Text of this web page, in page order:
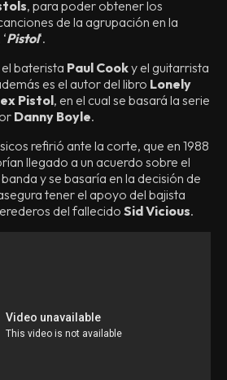
, para poder obtener los
de la agrupación en la
Pistol‘.
baterista Paul Cooky el guitarrista
es el autor del libro Lonely
Pistol, en el cual se basará la serie
Danny Boyle.
refirió ante la corte, que en 1988
llegado a un acuerdo sobre el
y se basaría en la decisión de
tener el apoyo del bajista
del fallecido Sid Vicious.